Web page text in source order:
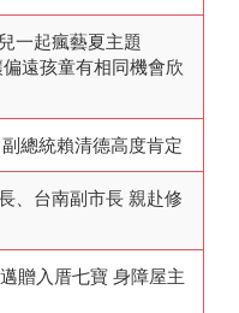
一起瘋藝夏主題
偏遠孩童有相同機會欣
總統賴清德高度肯定
、台南副市長 親赴修
贈入厝七寶 身障屋主